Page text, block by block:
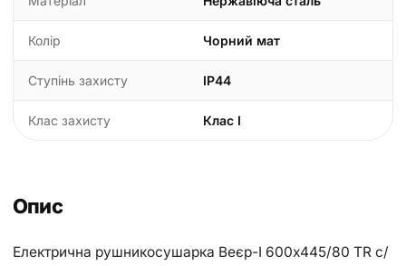
Колір Чорний мат
Ступінь захисту IP44
Клас захисту Клас I
Опис
Електрична рушникосушарка Веєр-І 600х445/80 TR с/